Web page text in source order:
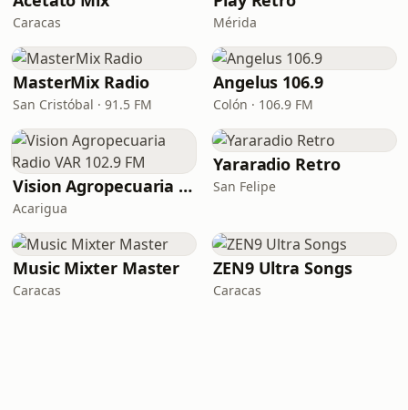
Caracas Mérida
MasterMix Radio
San Cristóbal · 91.5 FM
Angelus 106.9
Colón · 106.9 FM
Vision Agropecuaria Radio VAR 102.9 FM
Acarigua
Yararadio Retro
San Felipe
Music Mixter Master
Caracas
ZEN9 Ultra Songs
Caracas